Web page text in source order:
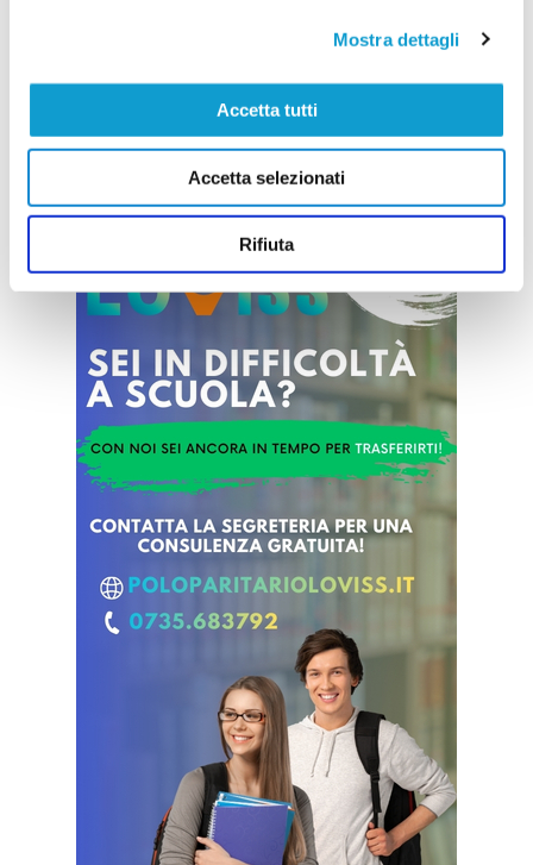
Mostra dettagli
Accetta tutti
Accetta selezionati
Rifiuta
di Filottrano”, riservato alla categoria femminile
Under 15, che ha visto la partecipazione di otto
stato clemente. In alcuni momenti è stata una
bellissima esperienza, sia...leggi
02/05/2025
Vai all'edizione provinciale